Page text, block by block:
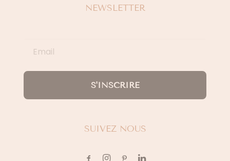
NEWSLETTER
S'INSCRIRE
SUIVEZ NOUS